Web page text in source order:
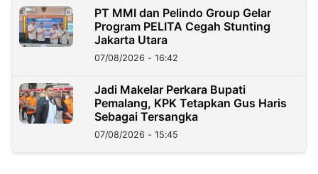
PT MMI dan Pelindo Group Gelar
Program PELITA Cegah Stunting
Jakarta Utara
07/08/2026 - 16:42
Jadi Makelar Perkara Bupati
Pemalang, KPK Tetapkan Gus Haris
Sebagai Tersangka
07/08/2026 - 15:45